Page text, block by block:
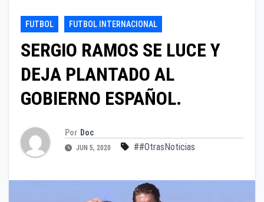
FUTBOL FUTBOL INTERNACIONAL
SERGIO RAMOS SE LUCE Y
DEJA PLANTADO AL
GOBIERNO ESPAÑOL.
Por Doc
JUN 5, 2020 ##OtrasNoticias